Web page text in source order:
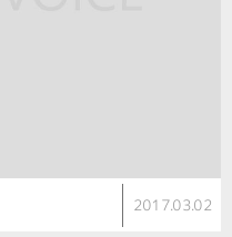
2017.03.02